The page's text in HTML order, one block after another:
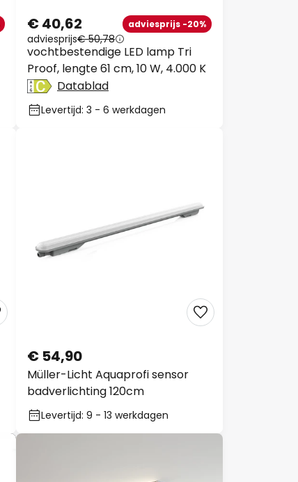
vochtbestendige LED lamp Tri
Proof, lengte 61 cm, 10 W, 4.000 K
€ 40,62 adviesprijs -20%
adviesprijs€ 50,78
Datablad
Levertijd: 3 - 6 werkdagen
Müller-Licht Aquaprofi sensor
badverlichting 120cm
€ 54,90
Levertijd: 9 - 13 werkdagen